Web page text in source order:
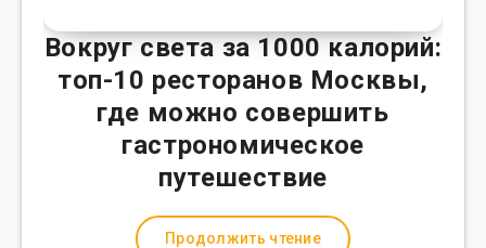
Вокруг света за 1000 калорий:
топ-10 ресторанов Москвы,
где можно совершить
гастрономическое
путешествие
Продолжить чтение